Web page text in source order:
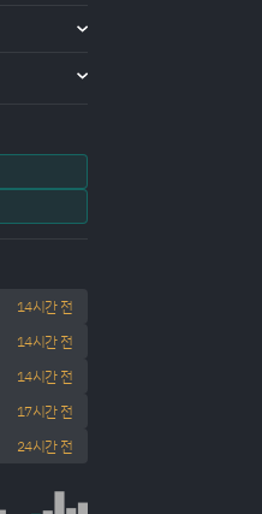
14시간 전
14시간 전
14시간 전
17시간 전
24시간 전